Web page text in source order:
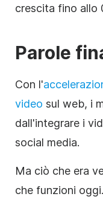
crescita fino allo
Parole
Con l'
video sul web, i
dall'integrare i
social media.
Ma ciò che era
che funzioni oggi.